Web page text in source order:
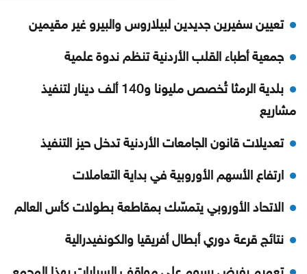
تعيين سفيرين جديدين لبيلاروس والبيرو غير مقيمين
جمعية أطباء القلب الأردنية تنظم ندوة علمية
بلدية الرمثا تُخصص مليونا و140 ألف دينار لتنفيذ
مشاريع
تعديلات قانون الجامعات الأردنية تدخل حيز التنفيذ
ارتفاع الأسهم الأوروبية في بداية التعاملات
الاتحاد الأوروبي يتمسّك بمقاطعة بطولات كأس العالم
نتائج قرعة دوري أبطال أفريقيا والكونفيدرالية
تعميم بفرض رسوم على مواقف السيارات بهذا المجمع